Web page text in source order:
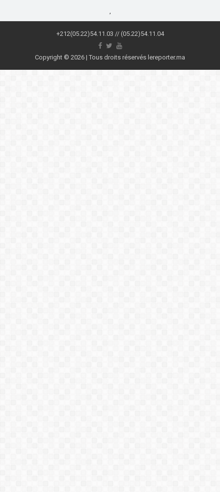
,
+212(05.22)54.11.03 // (05.22)54.11.04
Copyright © 2026 | Tous droits réservés lereporter.ma